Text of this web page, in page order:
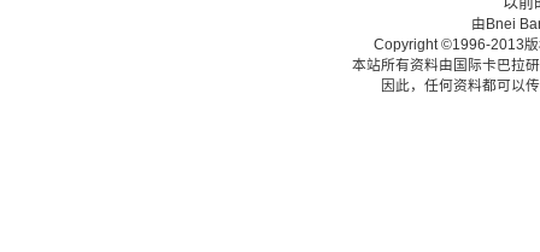
由Bnei
Copyright ©1996-2013
本站所有资料由国际卡巴拉
因此，任何资料都可以